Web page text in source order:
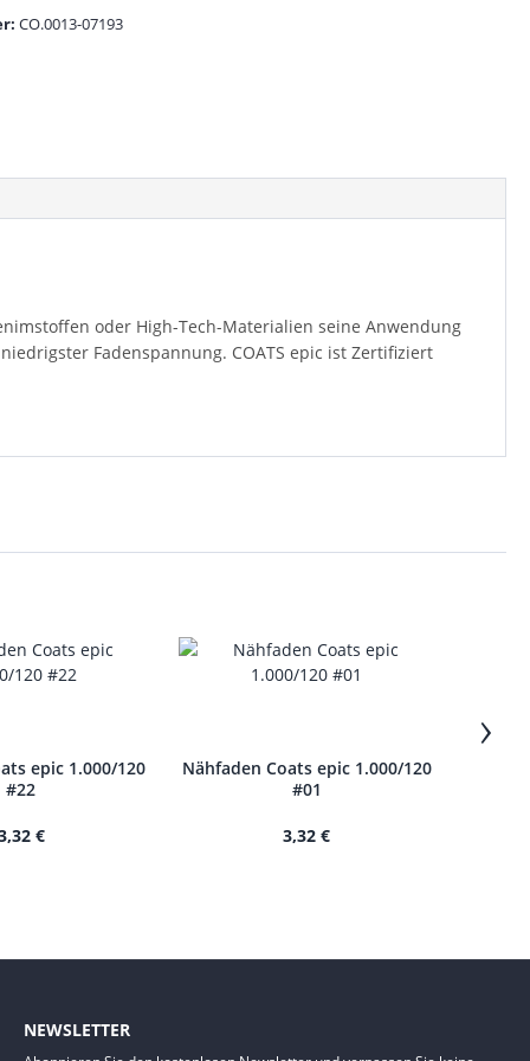
CO.0013-07193
oder High-Tech-Materialien seine Anwendung
Fadenspannung. COATS epic ist Zertifiziert
epic 1.000/120
#22
€
Nähfaden Coats epic 1.000/120
#01
3,32 €
›
NEWSLETTER